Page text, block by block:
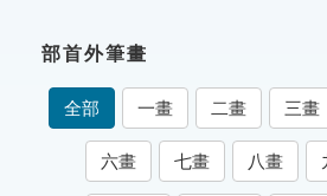
索引選單
知識索引
單字索引
部首外筆畫
全部 一畫 二畫 三畫
六畫 七畫 八畫